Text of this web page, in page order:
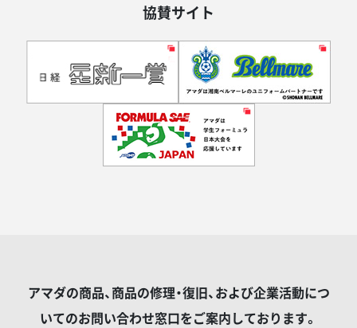
協賛サイト
アマダの商品、商品の修理・復旧、および企業活動につ
いてのお問い合わせ窓口をご案内しております。